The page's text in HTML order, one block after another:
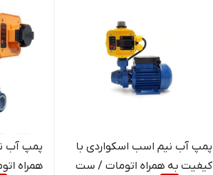
پمپ آب نیم اسب اسکواردی با
کیفیت به همراه اتومات / ست
پمپ آب
همراه